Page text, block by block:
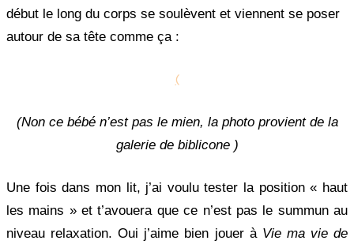
début le long du corps se soulèvent et viennent se poser
autour de sa tête comme ça :
(
(Non ce bébé n’est pas le mien, la photo provient de la
galerie de biblicone )
Une fois dans mon lit, j’ai voulu tester la position « haut
les mains » et t’avouera que ce n’est pas le summun au
niveau relaxation. Oui j’aime bien jouer à Vie ma vie de